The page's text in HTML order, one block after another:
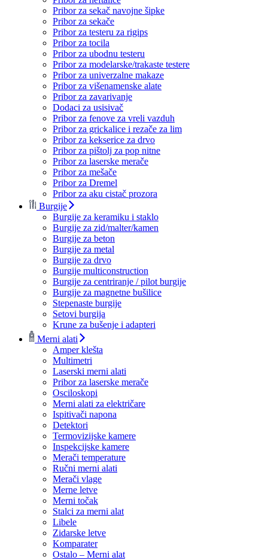
Pribor za sekač navojne šipke
Pribor za sekače
Pribor za testeru za rigips
Pribor za tocila
Pribor za ubodnu testeru
Pribor za modelarske/trakaste testere
Pribor za univerzalne makaze
Pribor za višenamenske alate
Pribor za zavarivanje
Dodaci za usisivač
Pribor za fenove za vreli vazduh
Pribor za grickalice i rezače za lim
Pribor za kekserice za drvo
Pribor za pištolj za pop nitne
Pribor za laserske merače
Pribor za mešače
Pribor za Dremel
Pribor za aku cistač prozora
Burgije
Burgije za keramiku i staklo
Burgije za zid/malter/kamen
Burgije za beton
Burgije za metal
Burgije za drvo
Burgije multiconstruction
Burgije za centriranje / pilot burgije
Burgije za magnetne bušilice
Stepenaste burgije
Setovi burgija
Krune za bušenje i adapteri
Merni alati
Amper klešta
Multimetri
Laserski merni alati
Pribor za laserske merače
Osciloskopi
Merni alati za električare
Ispitivači napona
Detektori
Termovizijske kamere
Inspekcijske kamere
Merači temperature
Ručni merni alati
Merači vlage
Merne letve
Merni točak
Stalci za merni alat
Libele
Zidarske letve
Komparater
Ostalo – Merni alat